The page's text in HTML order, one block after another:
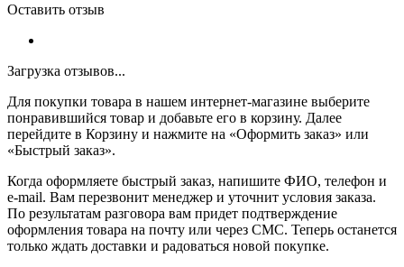
Оставить отзыв
Загрузка отзывов...
Для покупки товара в нашем интернет-магазине выберите
понравившийся товар и добавьте его в корзину. Далее
перейдите в Корзину и нажмите на «Оформить заказ» или
«Быстрый заказ».
Когда оформляете быстрый заказ, напишите ФИО, телефон и
e-mail. Вам перезвонит менеджер и уточнит условия заказа.
По результатам разговора вам придет подтверждение
оформления товара на почту или через СМС. Теперь останется
только ждать доставки и радоваться новой покупке.